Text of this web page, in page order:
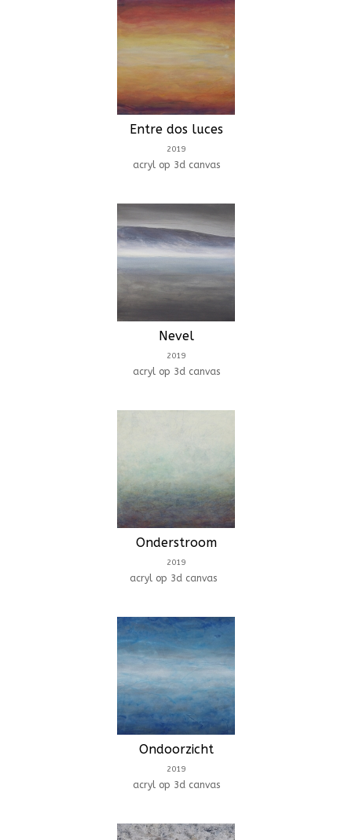
Entre dos luces
2019
acryl op 3d canvas
Nevel
2019
acryl op 3d canvas
Onderstroom
2019
acryl op 3d canvas
Ondoorzicht
2019
acryl op 3d canvas